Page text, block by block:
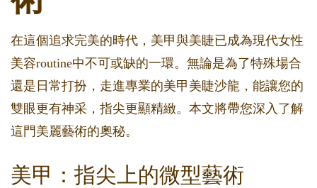
在這個追求完美的時代，美甲與美睫已成為現代女性
美容routine中不可或缺的一環。無論是為了特殊場合
還是日常打扮，走進專業的美甲美睫沙龍，能讓您的
雙眼更有神采，指尖更顯精緻。本文將帶您深入了解
這門美麗藝術的奧秘。
美甲：指尖上的微型藝術